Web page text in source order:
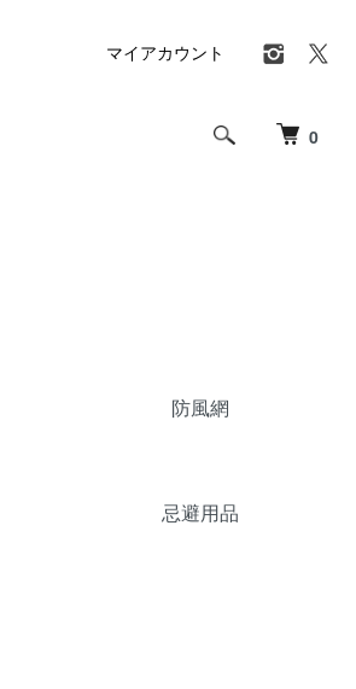
0
マイアカウント
防風網
忌避用品